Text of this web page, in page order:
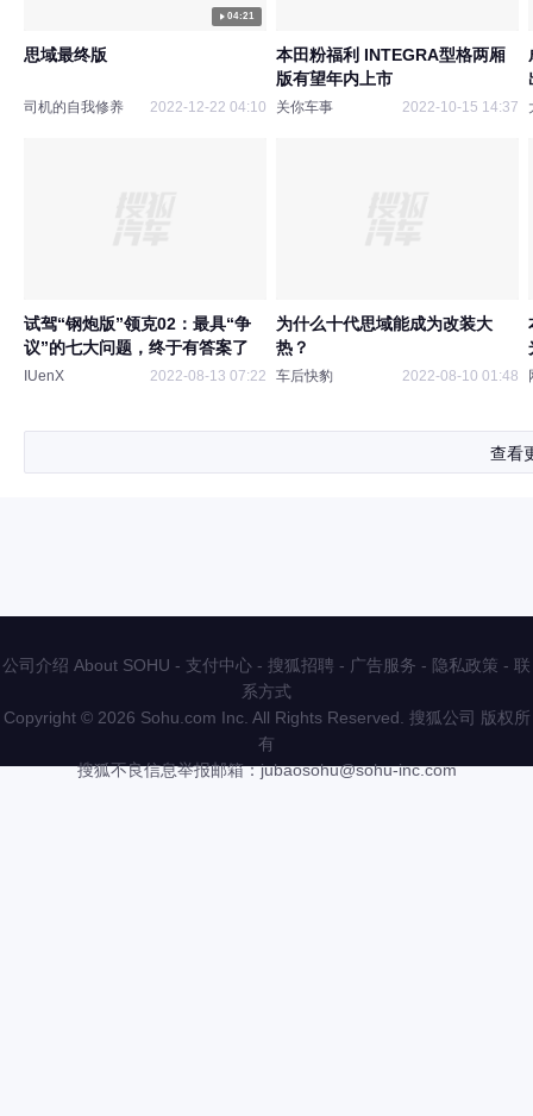
04:21
思域最终版
司机的自我修养 2022-12-22 04:10
本田粉福利 INTEGRA型格两厢
版有望年内上市
关你车事 2022-10-15 14:37
试驾“钢炮版”领克02：最具“争
议”的七大问题，终于有答案了
IUenX 2022-08-13 07:22
为什么十代思域能成为改装大
热？
车后快豹 2022-08-10 01:48
查看
公司介绍 About SOHU - 支付中心 - 搜狐招聘 - 广告服务 - 隐私政策 - 联
系方式
Copyright © 2026 Sohu.com Inc. All Rights Reserved. 搜狐公司 版权所
有
搜狐不良信息举报邮箱：jubaosohu@sohu-inc.com